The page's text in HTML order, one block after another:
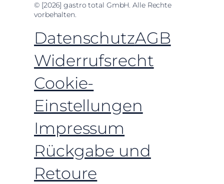
© [2026] gastro total GmbH. Alle Rechte
vorbehalten.
DatenschutzAGB
Widerrufsrecht
Cookie-
Einstellungen
Impressum
Rückgabe und
Retoure